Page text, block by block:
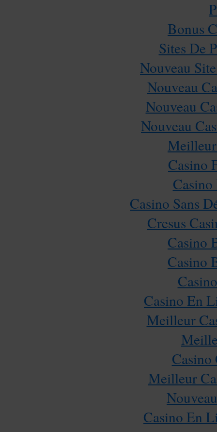
Bonus
Sites De
Nouveau
Nouveau
Nouveau
Nouveau
Casino
Casino Sans
Cresus
Casino
Casino
Casino En
Meilleur
Meilleur
Casino En